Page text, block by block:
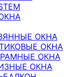
ОКНА
ОКНА
ОКНА
ОКНА